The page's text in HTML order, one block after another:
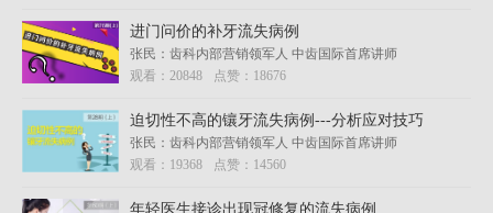
进门问价的补牙流失病例
张民：齿科内部营销领军人 中齿国际首席讲师
观看： 20848 点赞： 18676
迫切性不高的镶牙流失病例---分析应对技巧
张民：齿科内部营销领军人 中齿国际首席讲师
观看： 19368 点赞： 14560
年轻医生接诊出现冠修复的流失病例